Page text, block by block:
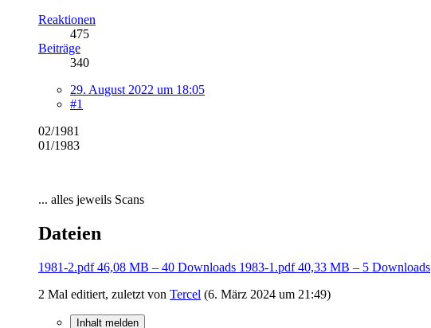
Reaktionen
475
Beiträge
340
29. August 2022 um 18:05
#1
02/1981
01/1983
... alles jeweils Scans
Dateien
1981-2.pdf 46,08 MB – 40 Downloads 1983-1.pdf 40,33 MB – 5 Downloads
2 Mal editiert, zuletzt von Tercel (6. März 2024 um 21:49)
Inhalt melden